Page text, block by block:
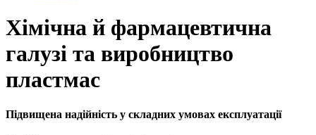
Хімічна й фармацевтична
галузі та виробництво
пластмас
Підвищена надійність у складних умовах експлуатації